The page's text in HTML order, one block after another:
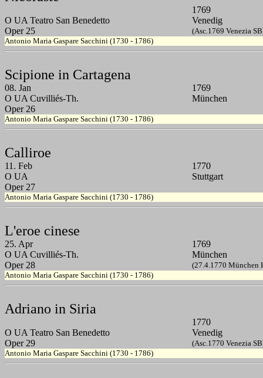
1769
O UA Teatro San Benedetto
Venedig
Oper 25
(Asc.1769 Venezia
Antonio Maria Gaspare Sacchini (1730 - 1786)
Scipione in Cartagena
08. Jan
1769
O UA Cuvilliés-Th.
München
Oper 26
Antonio Maria Gaspare Sacchini (1730 - 1786)
Calliroe
11. Feb
1770
O UA
Stuttgart
Oper 27
Antonio Maria Gaspare Sacchini (1730 - 1786)
L'eroe cinese
25. Apr
1769
O UA Cuvilliés-Th.
München
Oper 28
(27.4.1770 München
Antonio Maria Gaspare Sacchini (1730 - 1786)
Adriano in Siria
1770
O UA Teatro San Benedetto
Venedig
Oper 29
(Asc.1770 Venezia
Antonio Maria Gaspare Sacchini (1730 - 1786)